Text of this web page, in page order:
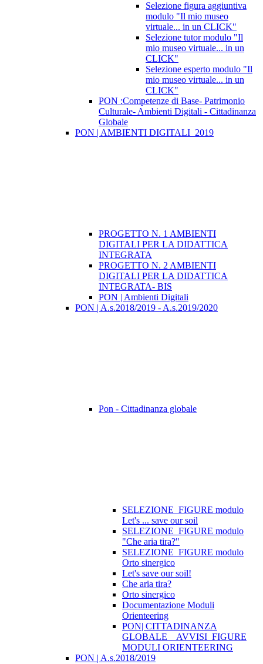
Selezione figura aggiuntiva
modulo "Il mio museo
virtuale... in un CLICK"
Selezione tutor modulo "Il
mio museo virtuale... in un
CLICK"
Selezione esperto modulo "Il
mio museo virtuale... in un
CLICK"
PON :Competenze di Base- Patrimonio
Culturale- Ambienti Digitali - Cittadinanza
Globale
PON | AMBIENTI DIGITALI_2019
PROGETTO N. 1 AMBIENTI
DIGITALI PER LA DIDATTICA
INTEGRATA
PROGETTO N. 2 AMBIENTI
DIGITALI PER LA DIDATTICA
INTEGRATA- BIS
PON | Ambienti Digitali
PON | A.s.2018/2019 - A.s.2019/2020
Pon - Cittadinanza globale
SELEZIONE_FIGURE modulo
Let's ... save our soil
SELEZIONE_FIGURE modulo
"Che aria tira?"
SELEZIONE_FIGURE modulo
Orto sinergico
Let's save our soil!
Che aria tira?
Orto sinergico
Documentazione Moduli
Orienteering
PON| CITTADINANZA
GLOBALE _ AVVISI_FIGURE
MODULI ORIENTEERING
PON | A.s.2018/2019